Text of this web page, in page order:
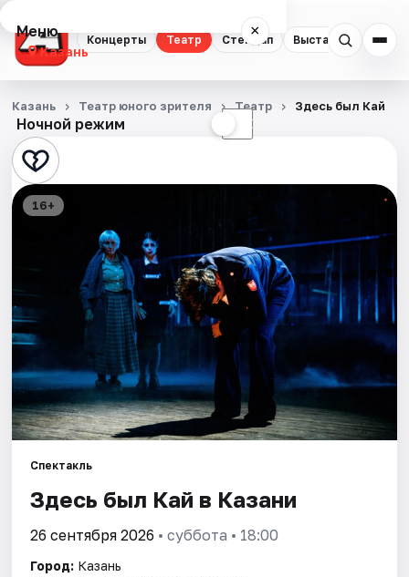
Концерты Театр Стендап Выставки
Меню ×
Казань
Концерты
Театр
Стендап
Квесты
Экскурсии
Спорт
События
Площадки
Артисты
Ночной режим ☾
Казань Театр юного зрителя Театр Здесь был Кай
16+
Спектакль
Здесь был Кай в Казани
26 сентября 2026 • суббота • 18:00
Город: Казань